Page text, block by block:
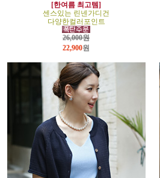
[한여름 최고템]
센스있는 린넨가디건
다양한컬러포인트
26,000원
22,900원